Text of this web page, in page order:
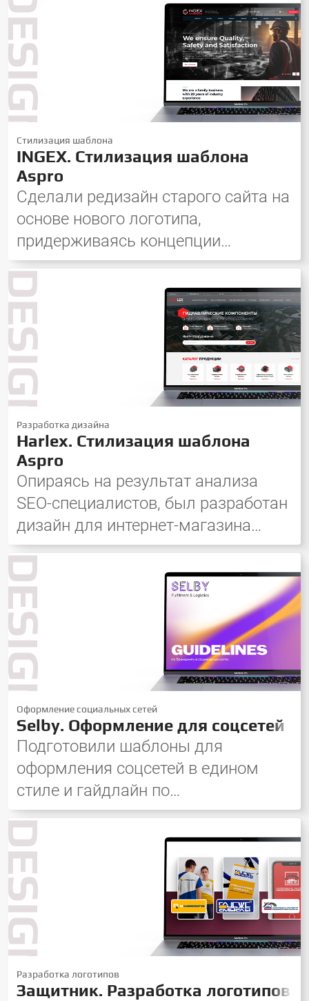
Стилизация шаблона
INGEX. Стилизация шаблона
Aspro
Сделали редизайн старого сайта на
основе нового логотипа,
придерживаясь концепции
минимализма и современных
трендов в дизайне.
Разработка дизайна
Harlex. Стилизация шаблона
Aspro
Опираясь на результат анализа
SEO-специалистов, был разработан
дизайн для интернет-магазина
гидравлического оборудования.
Оформление социальных сетей
Selby. Оформление для соцсетей
Подготовили шаблоны для
оформления соцсетей в едином
стиле и гайдлайн по
использованию элементов, чтобы
сохранить единство концепции
Разработка логотипов
Защитник. Разработка логотипов